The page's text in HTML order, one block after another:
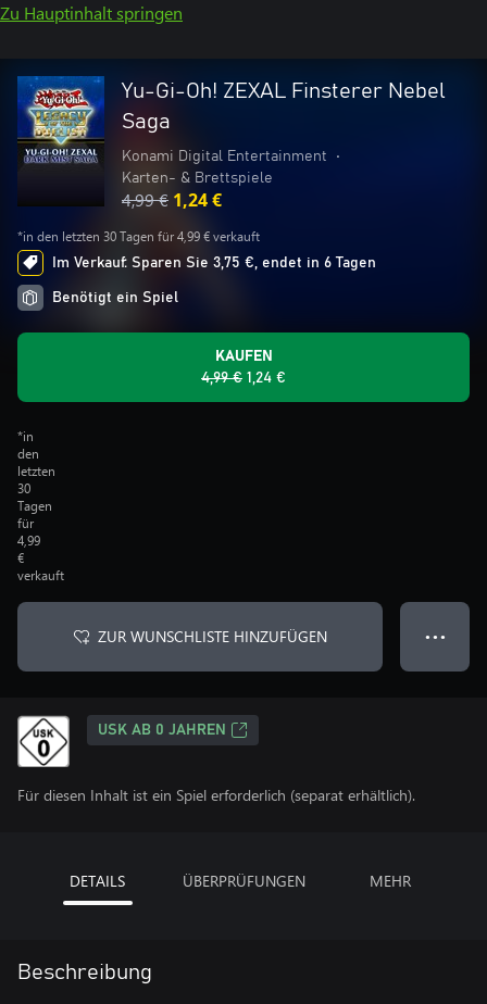
Zu Hauptinhalt springen
Yu-Gi-Oh! ZEXAL Finsterer Nebel
Saga
Konami Digital Entertainment
•
Karten- & Brettspiele
4,99 € 1,24 €
*in den letzten 30 Tagen für 4,99 € verkauft
Im Verkauf: Sparen Sie 3,75 €, endet in 6 Tagen
Benötigt ein Spiel
KAUFEN
4,99 € 1,24 €
*in
den
letzten
30
Tagen
für
4,99
€
verkauft
ZUR WUNSCHLISTE HINZUFÜGEN ● ● ●
USK AB 0 JAHREN
Für diesen Inhalt ist ein Spiel erforderlich (separat erhältlich).
DETAILS ÜBERPRÜFUNGEN MEHR
Beschreibung